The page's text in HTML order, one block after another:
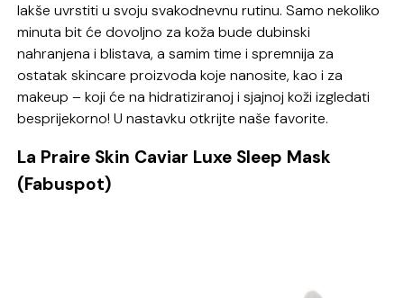
lakše uvrstiti u svoju svakodnevnu rutinu. Samo nekoliko
minuta bit će dovoljno za koža bude dubinski
nahranjena i blistava, a samim time i spremnija za
ostatak skincare proizvoda koje nanosite, kao i za
makeup – koji će na hidratiziranoj i sjajnoj koži izgledati
besprijekorno! U nastavku otkrijte naše favorite.
La Praire Skin Caviar Luxe Sleep Mask
(Fabuspot)